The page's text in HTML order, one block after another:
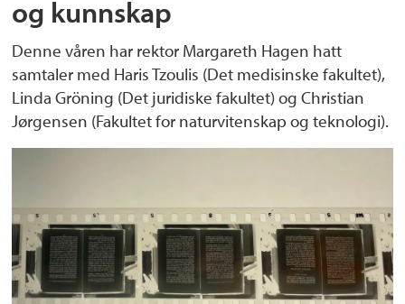
og kunnskap
Denne våren har rektor Margareth Hagen hatt
samtaler med Haris Tzoulis (Det medisinske fakultet),
Linda Gröning (Det juridiske fakultet) og Christian
Jørgensen (Fakultet for naturvitenskap og teknologi).